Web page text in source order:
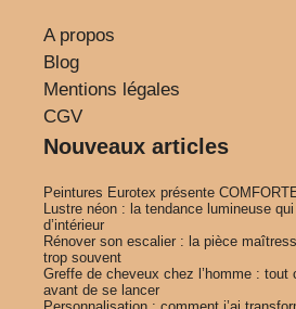
A propos
Blog
Mentions légales
CGV
Nouveaux articles
Peintures Eurotex présente
Lustre néon : la tendance lumineuse
d’intérieur
Rénover son escalier : la pièce
trop souvent
Greffe de cheveux chez l’homme : tout
avant de se lancer